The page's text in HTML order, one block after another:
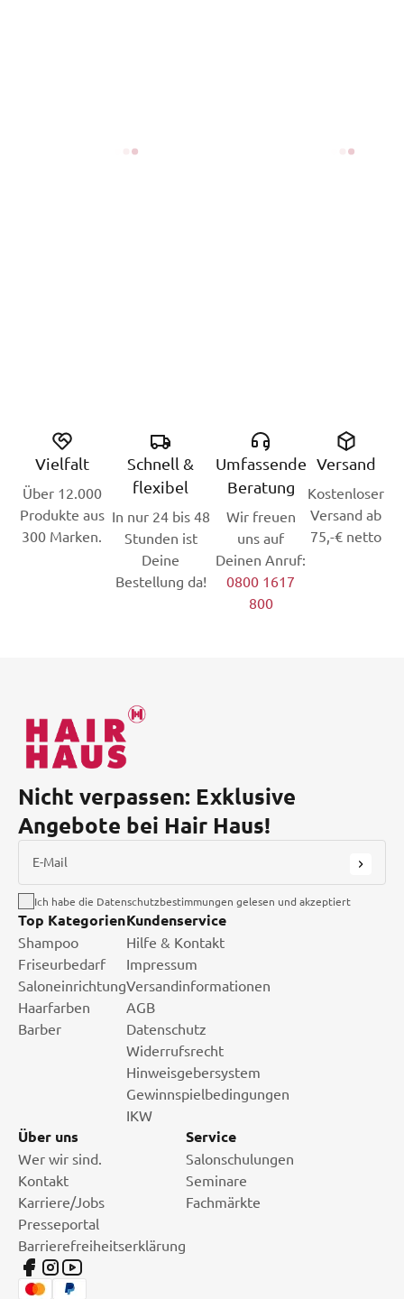
Vielfalt
Über 12.000
Produkte aus
300 Marken.
Schnell &
flexibel
In nur 24 bis 48
Stunden ist
Deine
Bestellung da!
Umfassende
Beratung
Wir freuen
uns auf
Deinen Anruf:
0800 1617
800
Versand
Kostenloser
Versand ab
75,-€ netto
Nicht verpassen: Exklusive
Angebote bei Hair Haus!
E-Mail
Ich habe die Datenschutzbestimmungen gelesen und akzeptiert
Top Kategorien
Shampoo
Friseurbedarf
Saloneinrichtung
Haarfarben
Barber
Kundenservice
Hilfe & Kontakt
Impressum
Versandinformationen
AGB
Datenschutz
Widerrufsrecht
Hinweisgebersystem
Gewinnspielbedingungen
IKW
Über uns
Wer wir sind.
Kontakt
Karriere/Jobs
Presseportal
Barrierefreiheitserklärung
Service
Salonschulungen
Seminare
Fachmärkte